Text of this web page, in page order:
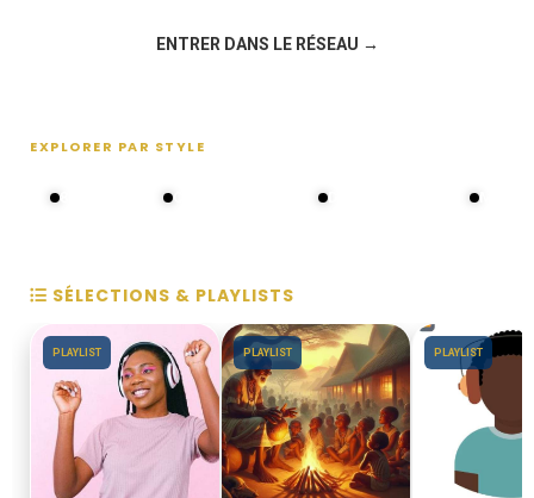
ENTRER DANS LE RÉSEAU →
EXPLORER PAR STYLE
SÉLECTIONS & PLAYLISTS
PLAYLIST PLAYLIST PLAYLIST